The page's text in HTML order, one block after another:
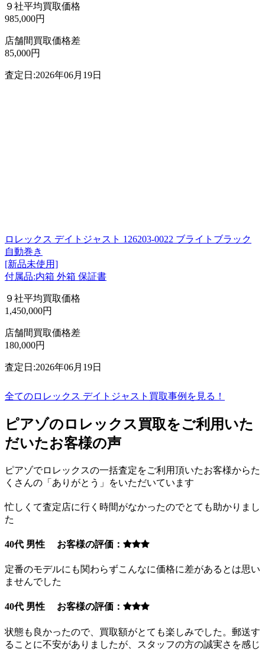
９社平均買取価格
985,000円
店舗間買取価格差
85,000円
査定日:2026年06月19日
ロレックス デイトジャスト 126203-0022 ブライトブラック
自動巻き
[新品未使用]
付属品:内箱 外箱 保証書
９社平均買取価格
1,450,000円
店舗間買取価格差
180,000円
査定日:2026年06月19日
全てのロレックス デイトジャスト買取事例を見る！
ピアゾのロレックス買取をご利用いた
だいたお客様の声
ピアゾでロレックスの一括査定をご利用頂いたお客様からた
くさんの「ありがとう」をいただいています
忙しくて査定店に行く時間がなかったのでとても助かりまし
た
40代 男性 お客様の評価：
定番のモデルにも関わらずこんなに価格に差があるとは思い
ませんでした
40代 男性 お客様の評価：
状態も良かったので、買取額がとても楽しみでした。郵送す
ることに不安がありましたが、スタッフの方の誠実さを感じ